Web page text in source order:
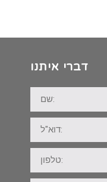
דברי איתנו